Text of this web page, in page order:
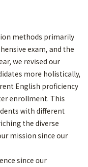
methods primarily
exam, and the
we revised our
more holistically,
English proficiency
enrollment. This
with different
the diverse
mission since our
since our